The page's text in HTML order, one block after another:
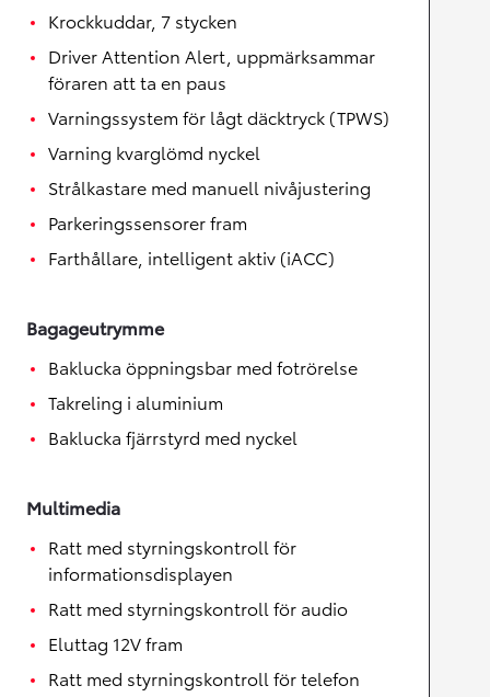
Krockkuddar, 7 stycken
Driver Attention Alert, uppmärksammar
föraren att ta en paus
Varningssystem för lågt däcktryck (TPWS)
Varning kvarglömd nyckel
Strålkastare med manuell nivåjustering
Parkeringssensorer fram
Farthållare, intelligent aktiv (iACC)
Bagageutrymme
Baklucka öppningsbar med fotrörelse
Takreling i aluminium
Baklucka fjärrstyrd med nyckel
Multimedia
Ratt med styrningskontroll för
informationsdisplayen
Ratt med styrningskontroll för audio
Eluttag 12V fram
Ratt med styrningskontroll för telefon